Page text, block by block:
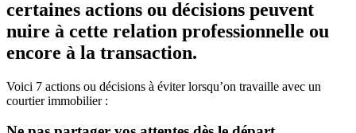
certaines actions ou décisions peuvent
nuire à cette relation professionnelle ou
encore à la transaction.
Voici 7 actions ou décisions à éviter lorsqu’on travaille avec un
courtier immobilier :